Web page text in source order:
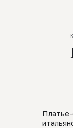
SALE
Платье-